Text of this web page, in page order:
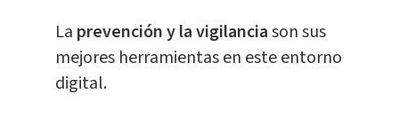
La prevención y la vigilanciason sus
mejores herramientas en este entorno
digital.